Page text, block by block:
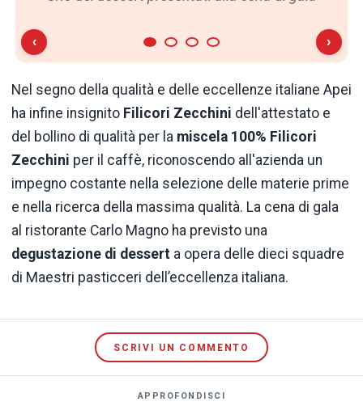
‹ ›
Nel segno della qualità e delle eccellenze italiane Apei
ha infine insignito Filicori Zecchini dell'attestato e
del bollino di qualità per la miscela 100% Filicori
Zecchini per il caffè, riconoscendo all'azienda un
impegno costante nella selezione delle materie prime
e nella ricerca della massima qualità. La cena di gala
al ristorante Carlo Magno ha previsto una
degustazione di dessert a opera delle dieci squadre
di Maestri pasticceri dell’eccellenza italiana.
SCRIVI UN COMMENTO
APPROFONDISCI